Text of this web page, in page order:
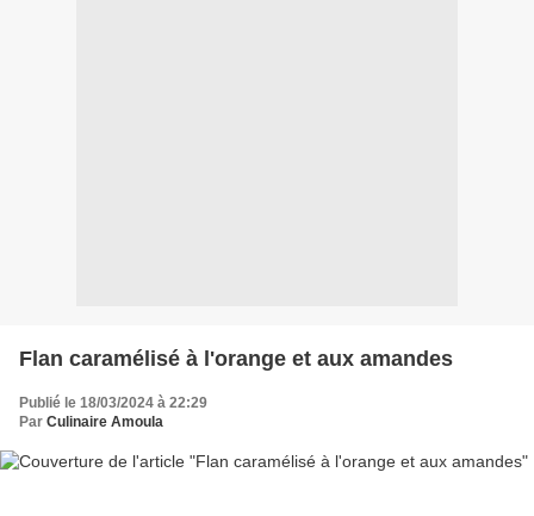
Flan caramélisé à l'orange et aux amandes
Publié le 18/03/2024 à 22:29
Par Culinaire Amoula